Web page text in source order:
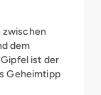
zwischen
dem
ist der
Geheimtipp